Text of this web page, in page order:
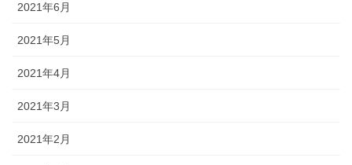
2021年6月
2021年5月
2021年4月
2021年3月
2021年2月